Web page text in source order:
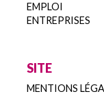
EMPLOI
ENTREPRISES
SITE
MENTIONS